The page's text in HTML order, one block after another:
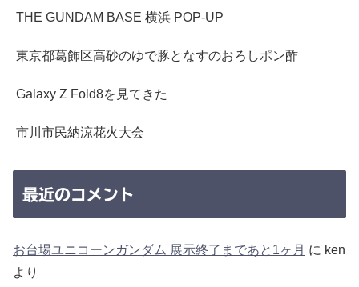
THE GUNDAM BASE 横浜 POP-UP
東京都葛飾区高砂のゆで豚となすのおろしポン酢
Galaxy Z Fold8を見てきた
市川市民納涼花火大会
最近のコメント
お台場ユニコーンガンダム 展示終了まであと1ヶ月 に ken
より